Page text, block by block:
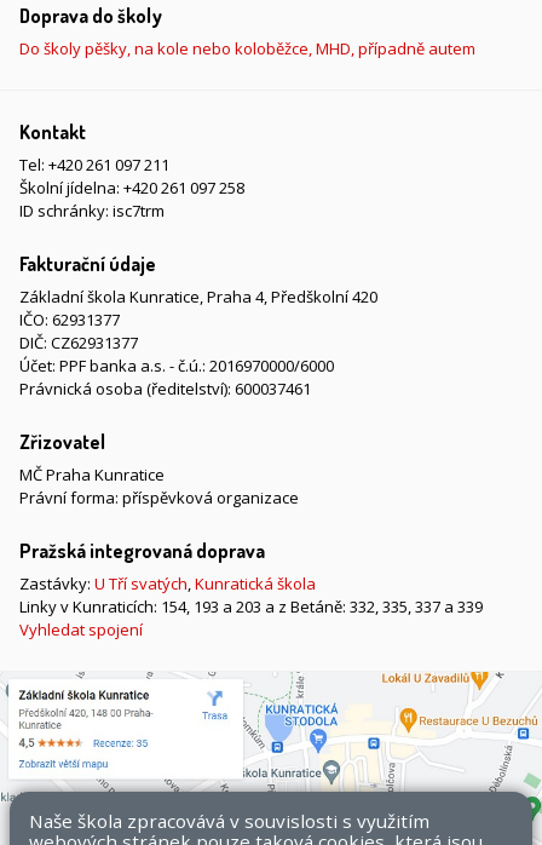
Doprava do školy
Do školy pěšky, na kole nebo koloběžce, MHD, případně autem
Kontakt
Tel: +420 261 097 211
Školní jídelna: +420 261 097 258
ID schránky: isc7trm
Fakturační údaje
Základní škola Kunratice, Praha 4, Předškolní 420
IČO: 62931377
DIČ: CZ62931377
Účet: PPF banka a.s. - č.ú.: 2016970000/6000
Právnická osoba (ředitelství): 600037461
Zřizovatel
MČ Praha Kunratice
Právní forma: příspěvková organizace
Pražská integrovaná doprava
Zastávky: U Tří svatých,Kunratická škola
Linky v Kunraticích: 154, 193 a 203 a z Betáně: 332, 335, 337 a 339
Vyhledat spojení
Naše škola zpracovává v souvislosti s využitím